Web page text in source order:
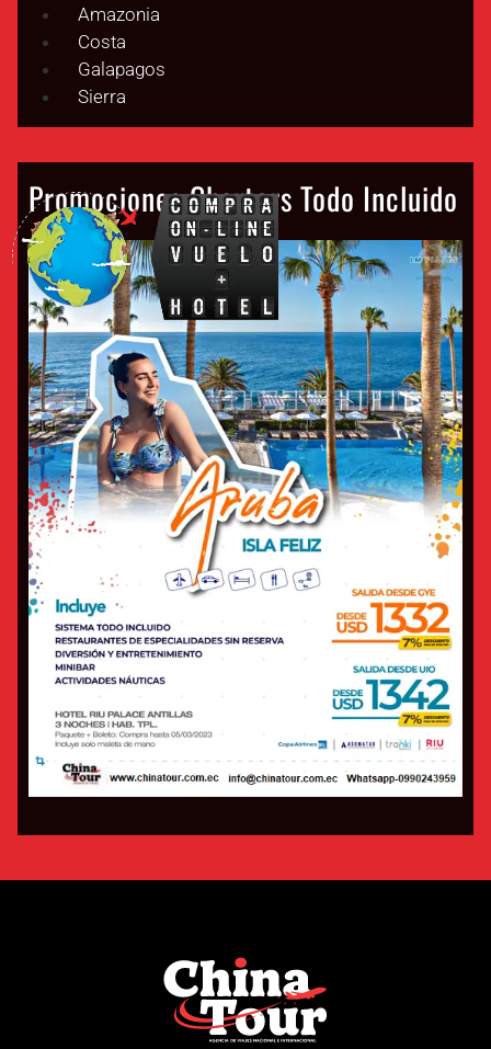
Amazonia
Costa
Galapagos
Sierra
Promociones Charters Todo Incluido